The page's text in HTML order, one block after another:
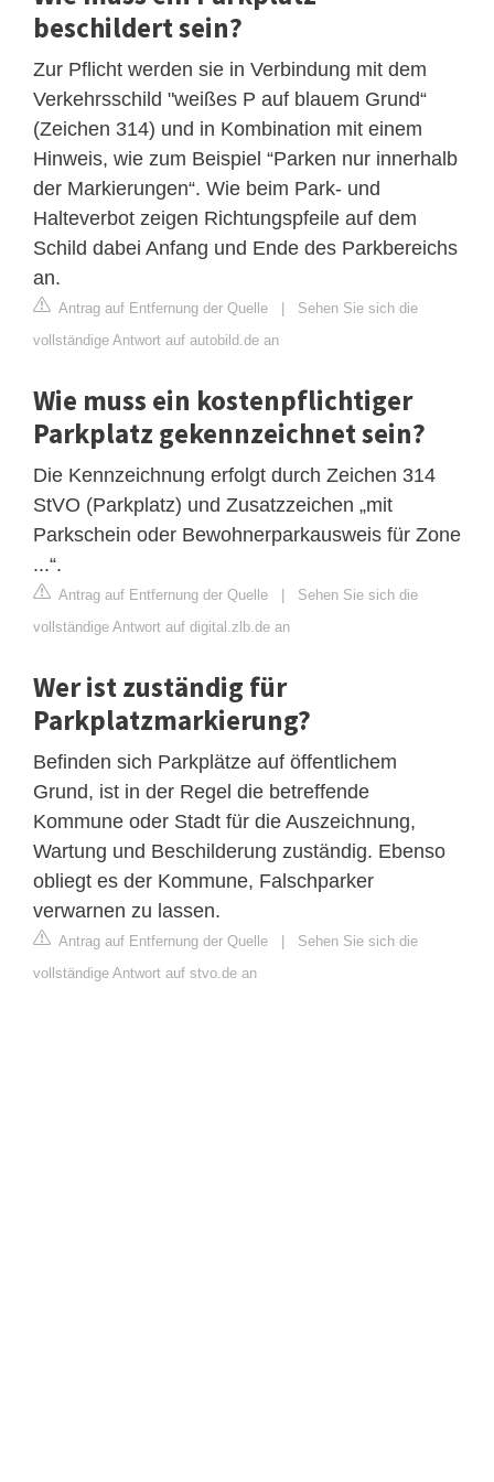
beschildert sein?
Zur Pflicht werden sie in Verbindung mit dem
Verkehrsschild "weißes P auf blauem Grund“
(Zeichen 314) und in Kombination mit einem
Hinweis, wie zum Beispiel “Parken nur innerhalb
der Markierungen“. Wie beim Park- und
Halteverbot zeigen Richtungspfeile auf dem
Schild dabei Anfang und Ende des Parkbereichs
an.
Antrag auf Entfernung der Quelle | Sehen Sie sich die
vollständige Antwort auf autobild.de an
Wie muss ein kostenpflichtiger
Parkplatz gekennzeichnet sein?
Die Kennzeichnung erfolgt durch Zeichen 314
StVO (Parkplatz) und Zusatzzeichen „mit
Parkschein oder Bewohnerparkausweis für Zone
...“.
Antrag auf Entfernung der Quelle | Sehen Sie sich die
vollständige Antwort auf digital.zlb.de an
Wer ist zuständig für
Parkplatzmarkierung?
Befinden sich Parkplätze auf öffentlichem
Grund, ist in der Regel die betreffende
Kommune oder Stadt für die Auszeichnung,
Wartung und Beschilderung zuständig. Ebenso
obliegt es der Kommune, Falschparker
verwarnen zu lassen.
Antrag auf Entfernung der Quelle | Sehen Sie sich die
vollständige Antwort auf stvo.de an